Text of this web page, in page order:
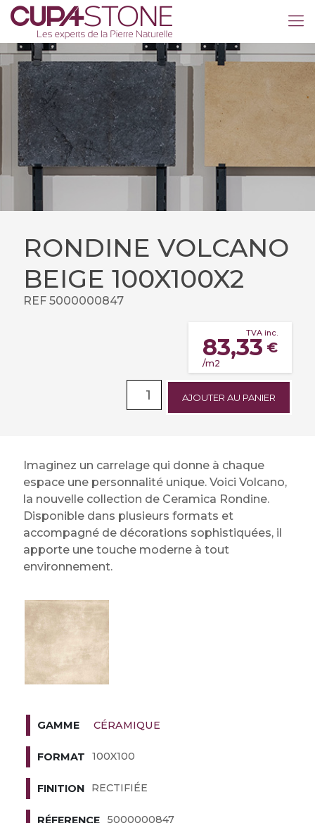
RONDINE VOLCANO
BEIGE 100X100X2
REF 5000000847
83,33 €
TVA inc.
/m2
AJOUTER AU PANIER
Imaginez un carrelage qui donne à chaque
espace une personnalité unique. Voici Volcano,
la nouvelle collection de Ceramica Rondine.
Disponible dans plusieurs formats et
accompagné de décorations sophistiquées, il
apporte une touche moderne à tout
environnement.
GAMME CÉRAMIQUE
FORMAT 100X100
FINITION RECTIFIÉE
5000000847